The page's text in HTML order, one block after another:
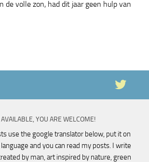
de volle zon, had dit jaar geen hulp van
YOU ARE WELCOME!
use the google translator below, put it on
and you can read my posts. I write
by man, art inspired by nature, green